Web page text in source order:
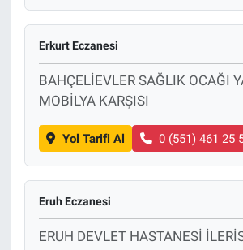
Erkurt Eczanesi
BAHÇELİEVLER SAĞLIK OCAĞI
MOBİLYA KARŞISI
Yol Tarifi Al 0 (551) 461 25
Eruh Eczanesi
ERUH DEVLET HASTANESİ